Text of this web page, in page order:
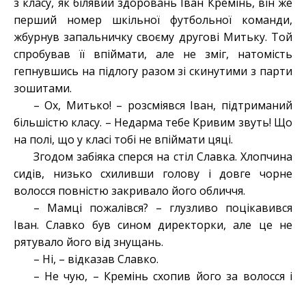
з класу, як білявий здоровань Іван Кремінь, він же
перший номер шкільної футбольної команди,
жбурнув запальничку своєму другові Митьку. Той
спробував її впіймати, але не зміг, натомість
гепнувшись на підлогу разом зі скинутими з парти
зошитами.
– Ох, Митько! – розсміявся Іван, підтриманий
більшістю класу. – Недарма тебе Кривим звуть! Що
на полі, що у класі тобі не впіймати цяці.
Згодом забіяка сперся на стіл Славка. Хлопчина
сидів, низько схиливши голову і довге чорне
волосся повністю закривало його обличчя.
– Мамці пожалівся? – глузливо поцікавився
Іван. Славко був сином директорки, але це не
рятувало його від знущань.
– Ні, – відказав Славко.
– Не чую, – Кремінь схопив його за волосся і